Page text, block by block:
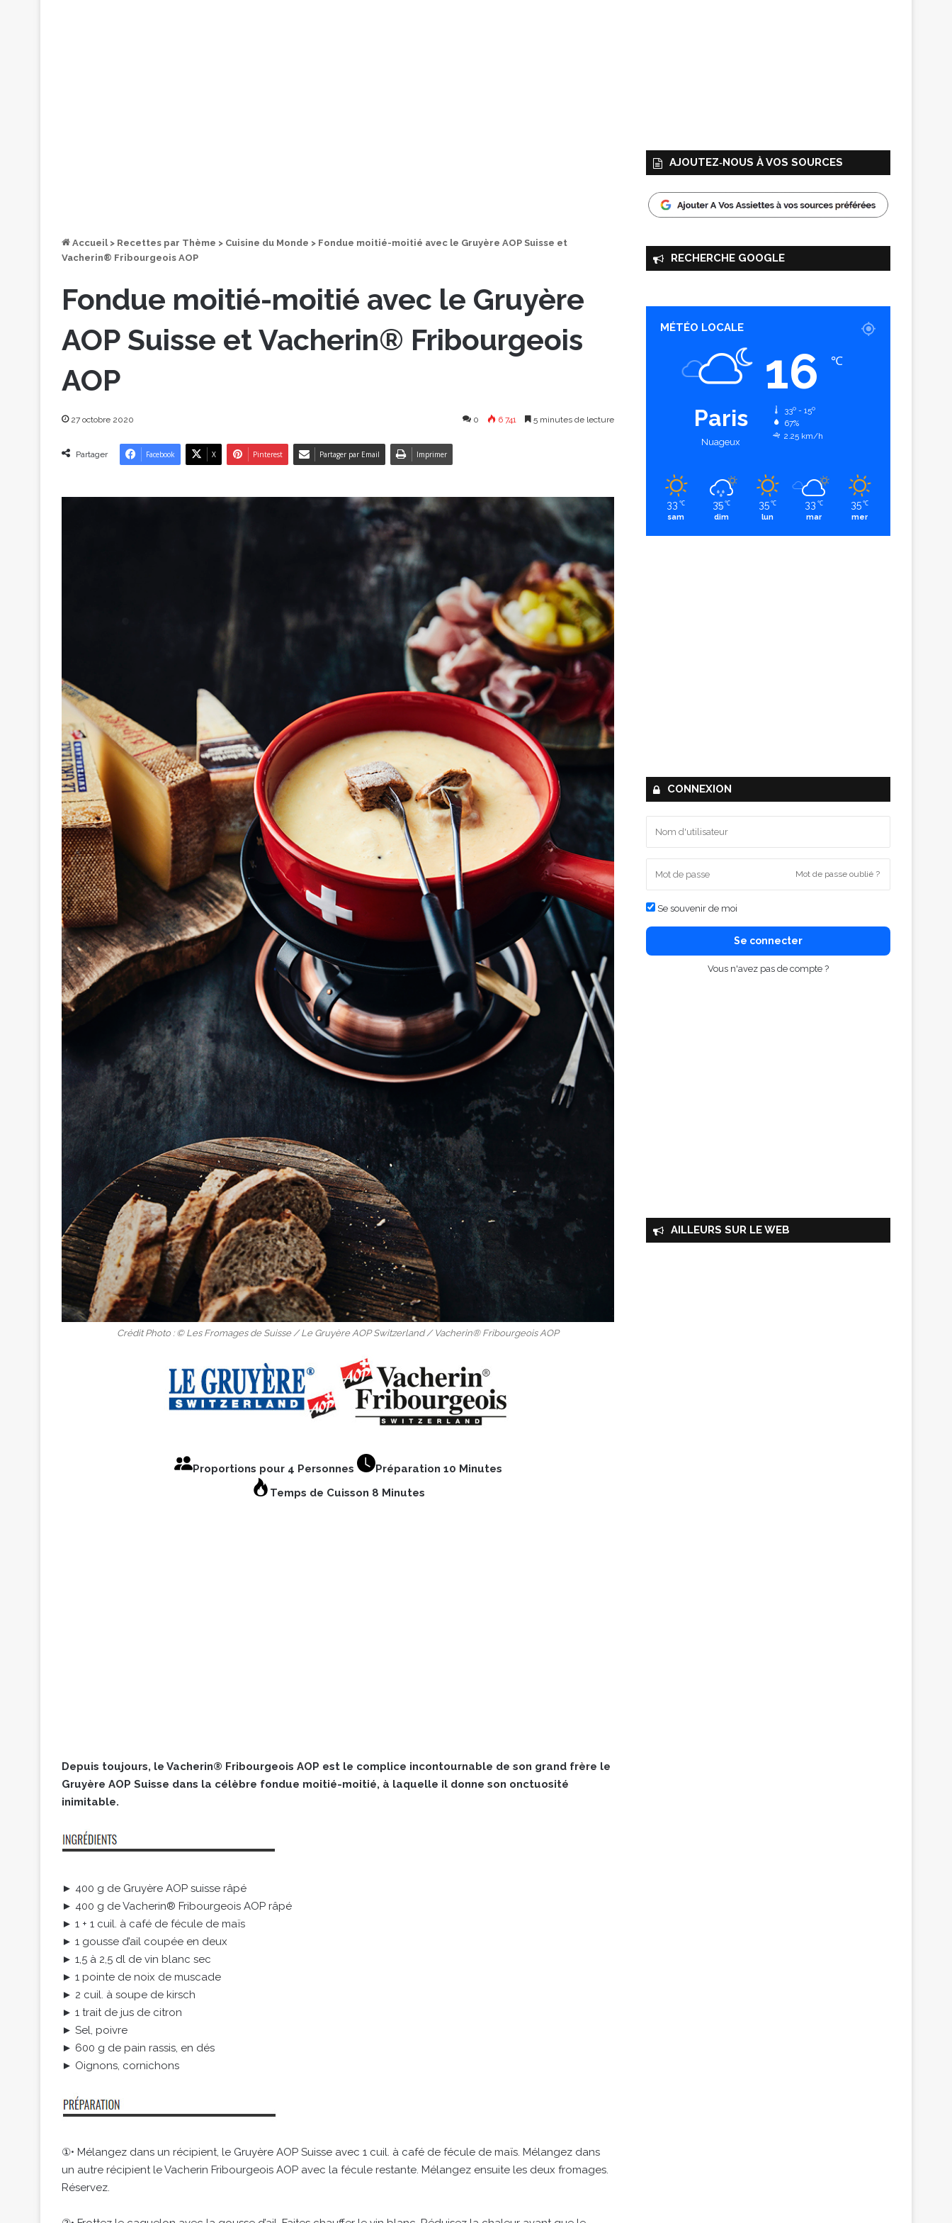
Accueil > Recettes par Thème > Cuisine du Monde > Fondue moitié-moitié avec le Gruyère AOP Suisse et
Vacherin® Fribourgeois AOP
Fondue moitié-moitié avec le Gruyère
AOP Suisse et Vacherin® Fribourgeois
AOP
27 octobre 2020 0 6 741 5 minutes de lecture
Partager Facebook X Pinterest Partager par Email Imprimer
Crédit Photo : © Les Fromages de Suisse / Le Gruyère AOP Switzerland / Vacherin® Fribourgeois AOP
Proportions pour 4 Personnes
Préparation 10 Minutes
Temps de Cuisson 8 Minutes
Depuis toujours, le Vacherin® Fribourgeois AOP est le complice incontournable de son grand frère le
Gruyère AOP Suisse dans la célèbre fondue moitié-moitié, à laquelle il donne son onctuosité
inimitable.
► 400 g de Gruyère AOP suisse râpé
► 400 g de Vacherin® Fribourgeois AOP râpé
► 1 + 1 cuil. à café de fécule de maïs
► 1 gousse d’ail coupée en deux
► 1,5 à 2,5 dl de vin blanc sec
► 1 pointe de noix de muscade
► 2 cuil. à soupe de kirsch
► 1 trait de jus de citron
► Sel, poivre
► 600 g de pain rassis, en dés
► Oignons, cornichons
①• Mélangez dans un récipient, le Gruyère AOP Suisse avec 1 cuil. à café de fécule de maïs. Mélangez dans
un autre récipient le Vacherin Fribourgeois AOP avec la fécule restante. Mélangez ensuite les deux fromages.
Réservez.
AJOUTEZ‑NOUS À VOS SOURCES
RECHERCHE GOOGLE
MÉTÉO LOCALE
Paris
Nuageux
16 ℃
33º - 15º
67%
2.25 km/h
33 ℃
sam
35 ℃
dim
35 ℃
lun
33 ℃
mar
35 ℃
mer
CONNEXION
Mot de passe oublié ?
Se souvenir de moi
Se connecter
Vous n'avez pas de compte ?
AILLEURS SUR LE WEB